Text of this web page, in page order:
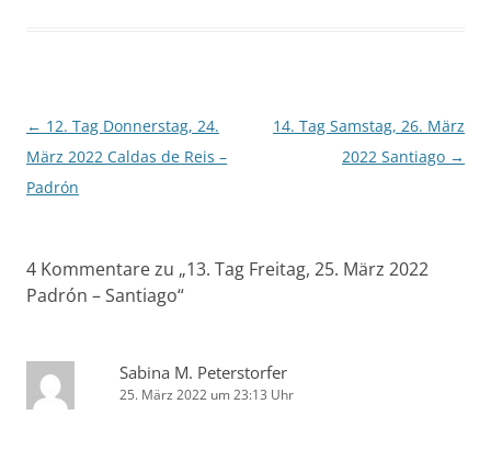
Beitragsnavigation
← 12. Tag Donnerstag, 24.
März 2022 Caldas de Reis –
Padrón
14. Tag Samstag, 26. März
2022 Santiago →
4 Kommentare zu „13. Tag Freitag, 25. März 2022
Padrón – Santiago“
Sabina M. Peterstorfer
25. März 2022 um 23:13 Uhr